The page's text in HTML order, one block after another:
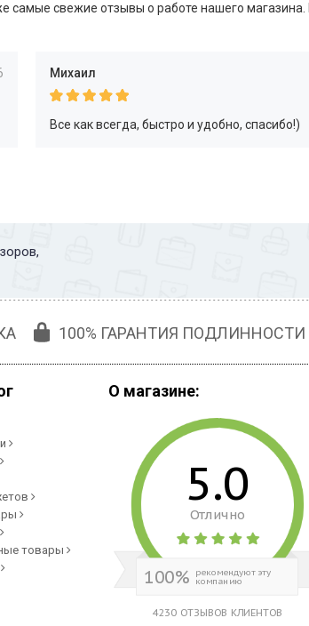
самые свежие отзывы о работе нашего магазина.
Михаил
Все как всегда, быстро и удобно, спасибо!)
100% ГАРАНТИЯ ПОДЛИННОСТИ
товары
О магазине:
5.0
Отлично
100% рекомендуют эту
компанию
4230 ОТЗЫВОВ КЛИЕНТОВ